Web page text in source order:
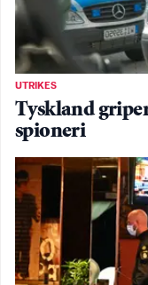
UTRIKES
Tyskland
spioneri